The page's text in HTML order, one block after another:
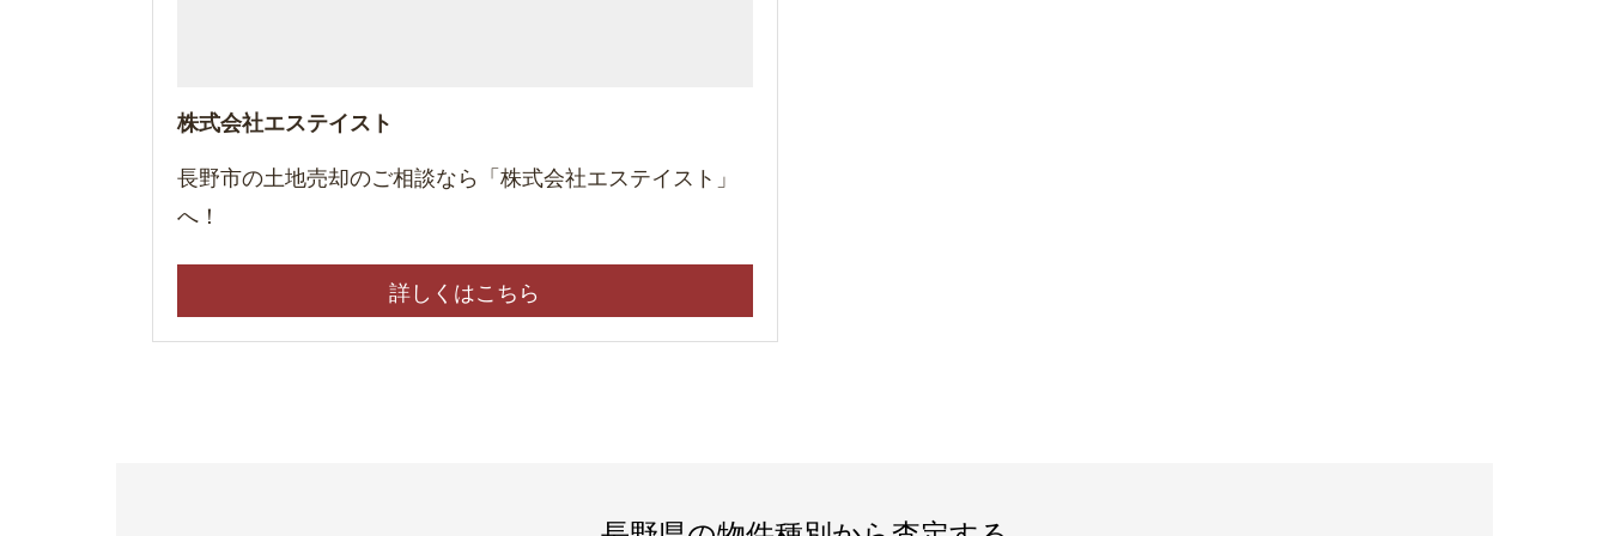
株式会社エステイスト
長野市の土地売却のご相談なら「株式会社エステイスト」
へ！
詳しくはこちら